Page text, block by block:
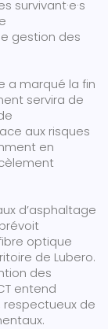
survivant·e·s
gestion des
a marqué la fin
servira de
aux risques
en
d’asphaltage
optique
de Lubero.
des
entend
de